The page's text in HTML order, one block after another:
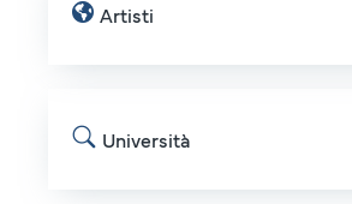
Artisti
Università